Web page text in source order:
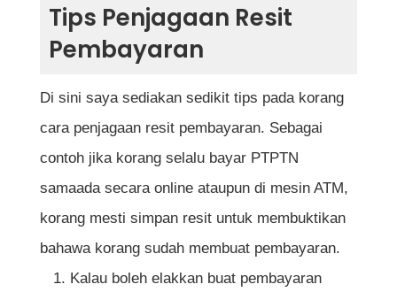
Tips Penjagaan Resit
Pembayaran
Di sini saya sediakan sedikit tips pada korang
cara penjagaan resit pembayaran. Sebagai
contoh jika korang selalu bayar PTPTN
samaada secara online ataupun di mesin ATM,
korang mesti simpan resit untuk membuktikan
bahawa korang sudah membuat pembayaran.
Kalau boleh elakkan buat pembayaran